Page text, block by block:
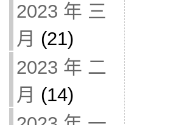
2023 年 三
月 (21)
2023 年 二
月 (14)